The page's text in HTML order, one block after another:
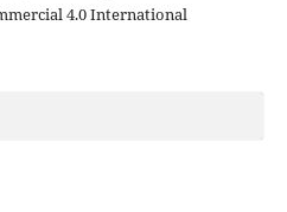
4.0 International